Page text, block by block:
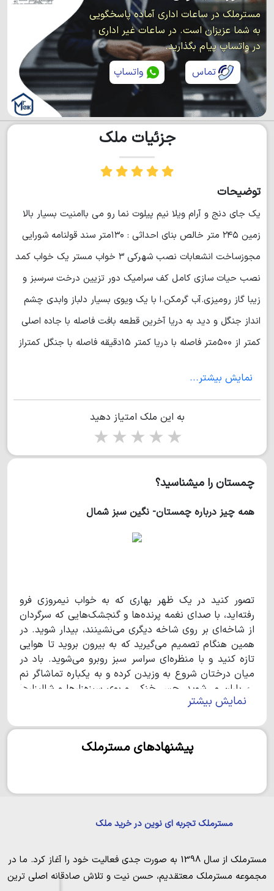
مسترملک در ساعات اداری آماده پاسخگویی
به شما عزیزان است. در ساعات غیر اداری
در واتساپ پیام بگذارید.
تماس
واتساپ
جزئیات ملک
توضیحات
یک جای دنج و آرام ویلا نیم پیلوت نما رو می باامنیت بسیار بالا
زمین ۲۴۵ متر خالص بنای احداثی : ۱۳۰متر سند قولنامه شورایی
مجوزساخت انشعابات نصب شهرکی ۳ خواب مستر یک خواب کمد
نصب حیات سازی کامل کف سرامیک دور تزیین درخت سرسبز و
زیبا گاز رومیزی.آب گرمکن.ا با یک ویوی بسیار دلباز وابدی چشم
انداز جنگل و دید به دریا آخرین قطعه بافت فاصله با جاده اصلی
کمتر از ۵۰۰متر فاصله با دریا کمتر ۱۵دقیقه فاصله با جنگل کمتراز
نمایش بیشتر...
به این ملک امتیاز دهید
5 stars
4 stars
3 stars
2 stars
چمستان را میشناسید؟
همه چیز درباره چمستان- نگین سبز شمال
تصور کنید در یک ظهر بهاری که به خواب نیمروزی فرو
رفته‌اید، با صدای نغمه پرنده‌ها و گنجشک‌هایی که سرگردان
از شاخه‌ای بر روی شاخه دیگری می‌نشینند، بیدار شوید. در
همین هنگام تصمیم می‌گیرید که به بیرون بروید تا هوایی
تازه کنید و با منظره‌ای سراسر سبز روبرو می‌شوید. باد در
میان درختان شروع به وزیدن کرده و به یکباره تماشاگر نم
نم باران می‌شوید. حس خنکی و بوی سبزه‌زارها و شالیزارها
همان بهشتی است که همیشه انتظارش را داشتید. درست
حتی خوردن نان محلی و عطر چای، طعم دیگری دارد. از
مردمان بومی این منطقه شنیده‌ام که نام چمستان به دلیل
می‌دانند. در هر صورت اگر هنوز برای سفر به چمستان در
زیبایی‌های این منطقه محروم مانده‌اید. این منطقه
زیبایی‌های طبیعی این بخش از شمال لذت ببرید. اگر
علاقمند به جنگل‌نوردی و طبیعت‌گردی هستید، در ادامه با
نمایش بیشتر
پیشنهادهای مسترملک
مسترملک تجربه ای نوین در خرید ملک
مسترملک
از سال 1398 به صورت جدی فعالیت خود را آغاز کرد. ما در
مجموعه مسترملک معتقدیم، حسن نیت و تلاش صادقانه اصلی ترین